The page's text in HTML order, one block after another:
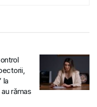
la
rămas